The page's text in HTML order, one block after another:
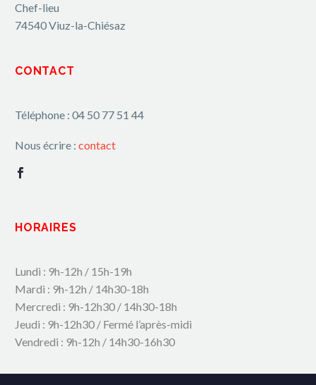
Chef-lieu
74540 Viuz-la-Chiésaz
CONTACT
Téléphone : 04 50 77 51 44
Nous écrire : contact
HORAIRES
Lundi : 9h-12h / 15h-19h
Mardi : 9h-12h / 14h30-18h
Mercredi : 9h-12h30 / 14h30-18h
Jeudi : 9h-12h30 / Fermé l’après-midi
Vendredi : 9h-12h / 14h30-16h30